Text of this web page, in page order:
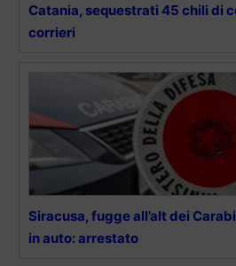
Catania, sequestrati 45 chili di
corrieri
Siracusa, fugge all’alt dei
in auto: arrestato